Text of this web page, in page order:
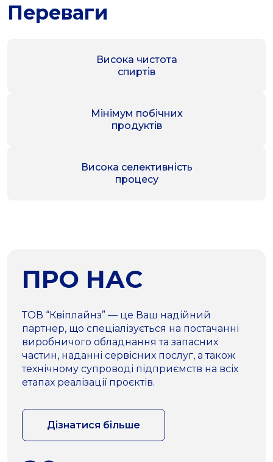
Переваги
Висока чистота
спиртів
Мінімум побічних
продуктів
Висока селективність
процесу
ПРО НАС
ТОВ “Квіплайнз” — це Ваш надійний
партнер, що спеціалізується на постачанні
виробничого обладнання та запасних
частин, наданні сервісних послуг, а також
технічному супроводі підприємств на всіх
етапах реалізації проєктів.
Дізнатися більше